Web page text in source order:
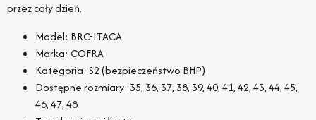
przez cały dzień.
Model: BRC-ITACA
Marka: COFRA
Kategoria: S2 (bezpieczeństwo BHP)
Dostępne rozmiary: 35, 36, 37, 38, 39, 40, 41, 42, 43, 44, 45,
46, 47, 48